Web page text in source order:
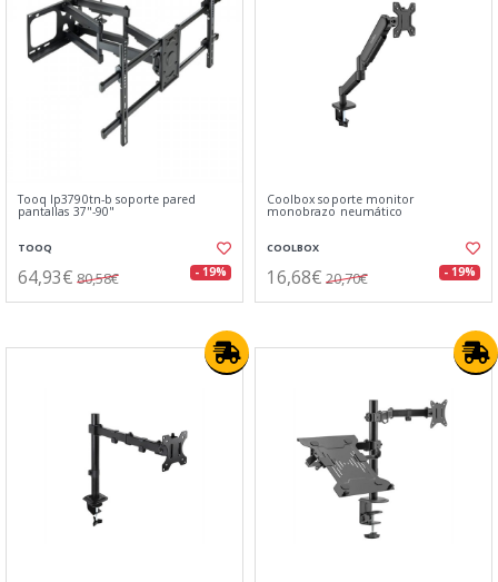
Tooq lp3790tn-b soporte pared
pantallas 37"-90"
TOOQ
64,93€ 80,58€ - 19%
Coolbox soporte monitor
monobrazo neumático
COOLBOX
16,68€ 20,70€ - 19%